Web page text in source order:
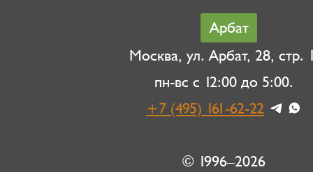
Арбат
Москва, ул. Арбат, 28, стр.
пн-вс с 12:00 до 5:00.
+7 (495) 161-62-22
© 1996–2026